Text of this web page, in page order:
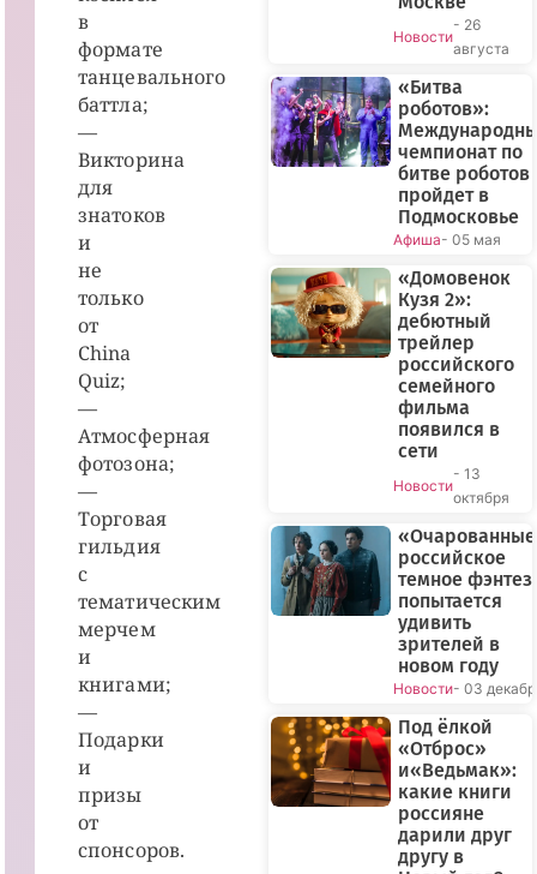
в
формате
танцевального
баттла;
—
Викторина
для
знатоков
и
не
только
от
China
Quiz;
—
Атмосферная
фотозона;
—
Торговая
гильдия
с
тематическим
мерчем
и
книгами;
—
Подарки
и
призы
от
спонсоров.
Новости
- 26
августа
«Битва
роботов»:
чемпионат по
битве роботов
пройдет в
Подмосковье
Афиша- 05 мая
«Домовенок
Кузя 2»:
дебютный
трейлер
российского
семейного
фильма
появился в
сети
Новости
- 13
октября
российское
темное
попытается
удивить
зрителей в
новом году
Новости- 03
Под ёлкой
«Отброс»
и«Ведьмак»:
какие книги
россияне
дарили друг
другу в